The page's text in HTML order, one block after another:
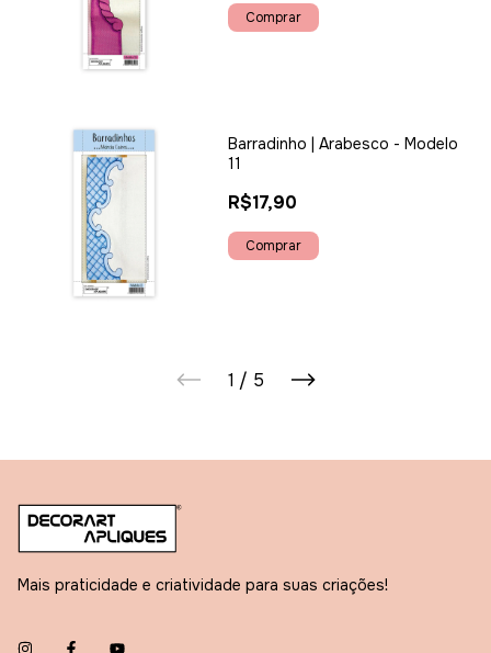
Barradinho | Arabesco - Modelo
11
R$17,90
1 / 5
Mais praticidade e criatividade para suas criações!